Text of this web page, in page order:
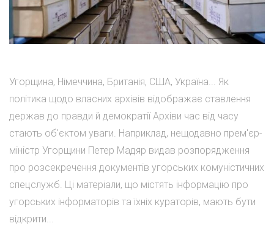
Угорщина, Німеччина, Британія, США, Україна... Як
політика щодо власних архівів відображає ставлення
держав до правди й демократії Архіви час від часу
стають об'єктом уваги. Наприклад, нещодавно прем'єр-
міністр Угорщини Петер Мадяр видав розпорядження
про розсекречення документів угорських комуністичних
спецслужб. Ці матеріали, що містять інформацію про
угорських інформаторів та їхніх кураторів, мають бути
відкрити...